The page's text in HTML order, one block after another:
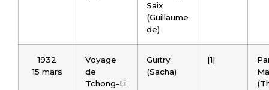
Saix
(Guillaume
de)
1932
15 mars
Voyage
de
Tchong-Li
Guitry
(Sacha)
[1]